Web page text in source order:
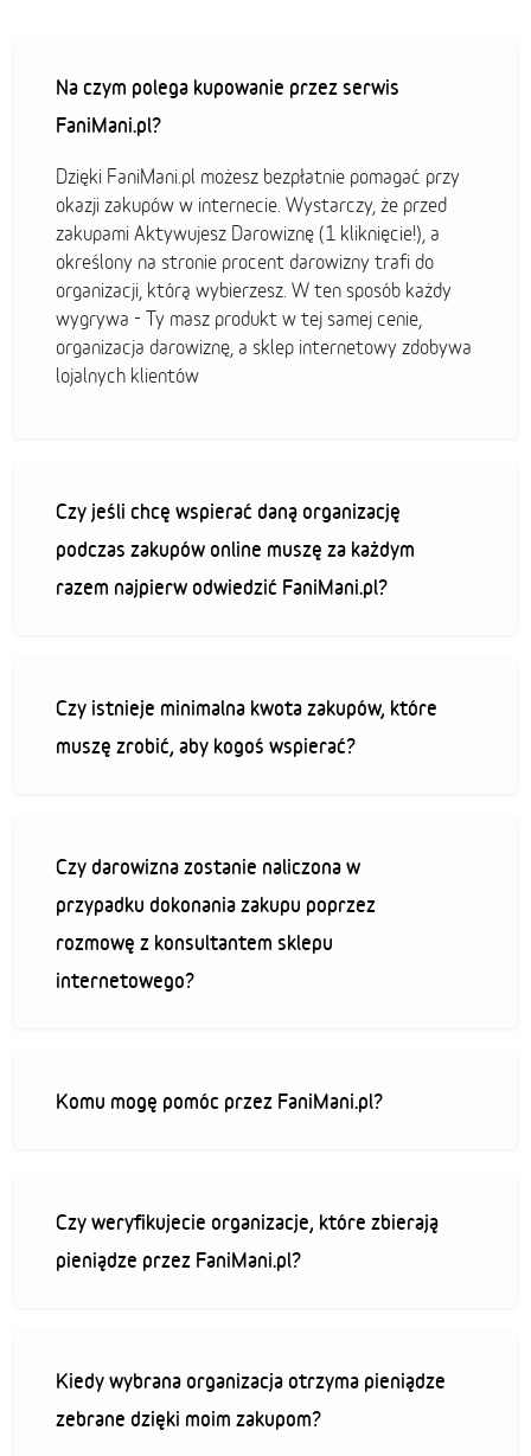
Na czym polega kupowanie przez serwis
FaniMani.pl?
Dzięki FaniMani.pl możesz bezpłatnie pomagać przy
okazji zakupów w internecie. Wystarczy, że przed
zakupami Aktywujesz Darowiznę (1 kliknięcie!), a
określony na stronie procent darowizny trafi do
organizacji, którą wybierzesz. W ten sposób każdy
wygrywa - Ty masz produkt w tej samej cenie,
organizacja darowiznę, a sklep internetowy zdobywa
lojalnych klientów
Czy jeśli chcę wspierać daną organizację
podczas zakupów online muszę za każdym
razem najpierw odwiedzić FaniMani.pl?
Czy istnieje minimalna kwota zakupów, które
muszę zrobić, aby kogoś wspierać?
Czy darowizna zostanie naliczona w
przypadku dokonania zakupu poprzez
rozmowę z konsultantem sklepu
internetowego?
Komu mogę pomóc przez FaniMani.pl?
Czy weryfikujecie organizacje, które zbierają
pieniądze przez FaniMani.pl?
Kiedy wybrana organizacja otrzyma pieniądze
zebrane dzięki moim zakupom?